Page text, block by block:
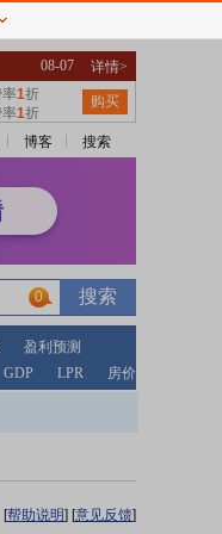
博客 搜索
0
盈利预测
GDP LPR 房价
[帮助说明] [意见反馈]